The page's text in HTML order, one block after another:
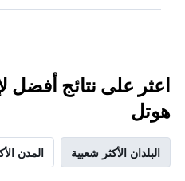
اعثر على نتائج أفضل
هوتل
البلدان الأكثر شعبية المدن